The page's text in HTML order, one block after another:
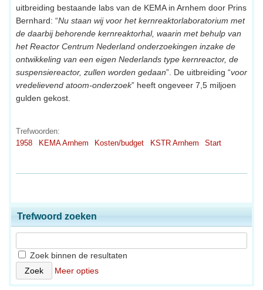
uitbreiding bestaande labs van de KEMA in Arnhem door Prins
Bernhard: “Nu staan wij voor het kernreaktorlaboratorium met
de daarbij behorende kernreaktorhal, waarin met behulp van
het Reactor Centrum Nederland onderzoekingen inzake de
ontwikkeling van een eigen Nederlands type kernreactor, de
suspensiereactor, zullen worden gedaan”. De uitbreiding “voor
vredelievend atoom-onderzoek” heeft ongeveer 7,5 miljoen
gulden gekost.
Trefwoorden:
1958
KEMA Arnhem Kosten/budget KSTR Arnhem Start
Trefwoord zoeken
Zoek binnen de resultaten
Meer opties